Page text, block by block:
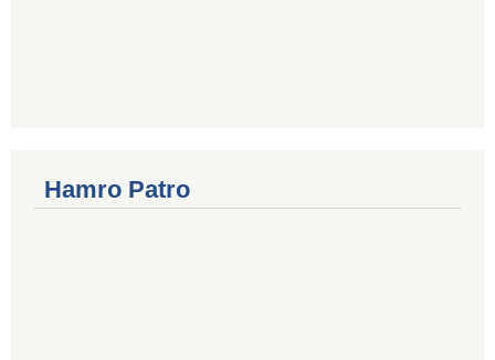
Hamro Patro